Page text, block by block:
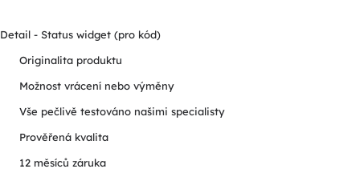
Detail - Status widget (pro kód)
Originalita produktu
Možnost vrácení nebo výměny
Vše pečlivě testováno našimi specialisty
Prověřená kvalita
12 měsíců záruka